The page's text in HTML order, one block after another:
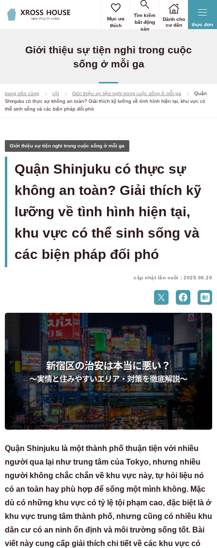
thực đơn
Mục ưa
thích
Tìm kiếm
bất động
sản
Dành cho
cư dân
Giới thiệu sự tiện nghi trong cuộc
sống ở mỗi ga
trang trên cùng cột Giới thiệu sự tiện nghi trong cuộc sống ở mỗi ga
Quận
Shinjuku có thực sự không an toàn? Giải thích kỹ lưỡng về tình hình hiện tại, khu vực có
thể sinh sống và các biện pháp đối phó
Giới thiệu sự tiện nghi trong cuộc sống ở mỗi ga
Quận Shinjuku có thực sự
không an toàn? Giải thích kỹ
lưỡng về tình hình hiện tại,
khu vực có thể sinh sống và
các biện pháp đối phó
cập nhật lần cuối：2025.06.20
Quận Shinjuku là một thành phố thuận tiện với nhiều
người qua lại như trung tâm của Tokyo, nhưng nhiều
người không chắc chắn về khu vực này, tự hỏi liệu nó
có an toàn hay phù hợp để sống một mình không. Mặc
dù có những khu vực có tỷ lệ tội phạm cao, đặc biệt là ở
khu vực trung tâm thành phố, nhưng cũng có nhiều khu
dân cư có an ninh ổn định và môi trường sống tốt. Bài
viết này cung cấp giải thích chi tiết về các khu vực có